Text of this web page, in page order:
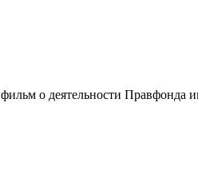
о деятельности Правфонда